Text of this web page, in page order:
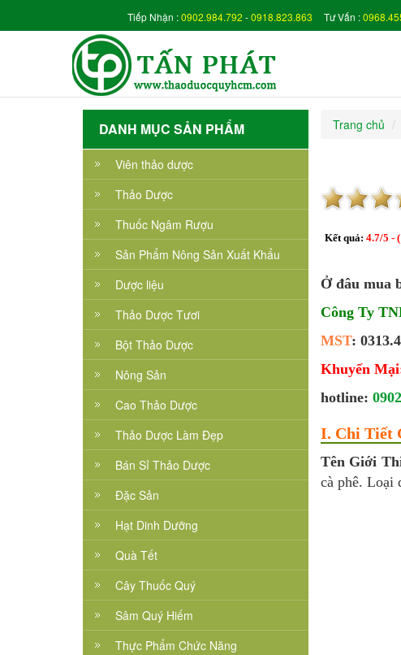
Tiếp Nhận :0902.984.792 -0918.823.863 Tư Vấn :
DANH MỤC SẢN PHẨM
Viên thảo dược
Thảo Dược
Thuốc Ngâm Rượu
Sản Phẩm Nông Sản Xuất Khẩu
Dược liệu
Thảo Dược Tươi
Bột Thảo Dược
Nông Sản
Cao Thảo Dược
Thảo Dược Làm Đẹp
Bán Sỉ Thảo Dược
Đặc Sản
Hạt Dinh Dưỡng
Quà Tết
Cây Thuốc Quý
Sâm Quý Hiếm
Thực Phẩm Chức Năng
Trang chủ
Kết quả: 4.7/5 - (
Ở đâu mua
Công Ty
MST:
Khuyến
hotline:
I. Chi Tiết
Tên Giới
cà phê. Loại